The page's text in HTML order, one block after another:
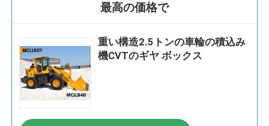
最高の価格で
重い構造2.5トンの車輪の積込み
機CVTのギヤ ボックス